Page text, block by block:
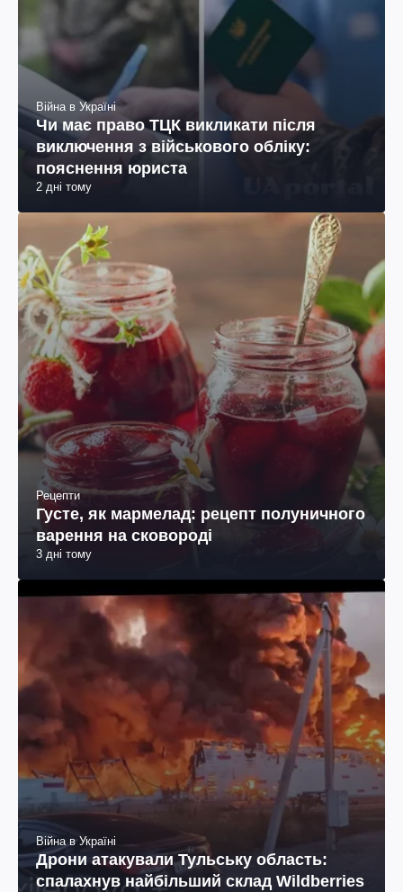
Війна в Україні
Чи має право ТЦК викликати після
виключення з військового обліку:
пояснення юриста
2 дні тому
Рецепти
Густе, як мармелад: рецепт полуничного
варення на сковороді
3 дні тому
Війна в Україні
Дрони атакували Тульську область:
спалахнув найбільший склад Wildberries